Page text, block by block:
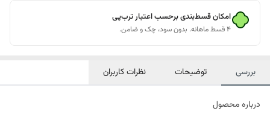
امکان قسط‌بندی برحسب اعتبار ترب‌پی
۴ قسط ماهانه. بدون سود، چک و ضامن.
بررسی توضیحات نظرات کاربران
درباره محصول